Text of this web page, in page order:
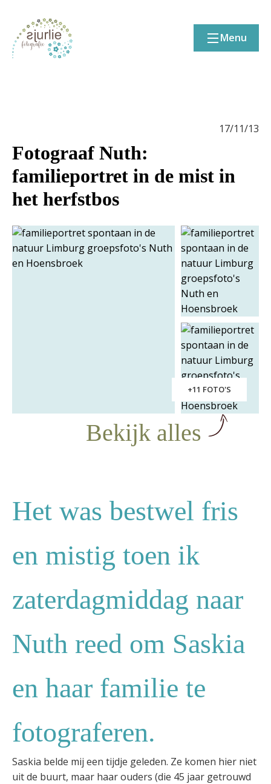
Menu
17/11/13
Fotograaf Nuth:
familieportret in de mist in
het herfstbos
+11 FOTO'S
Bekijk alles
Het was bestwel fris
en mistig toen ik
zaterdagmiddag naar
Nuth reed om Saskia
en haar familie te
fotograferen.
Saskia belde mij een tijdje geleden. Ze komen hier niet
uit de buurt, maar haar ouders (die 45 jaar getrouwd